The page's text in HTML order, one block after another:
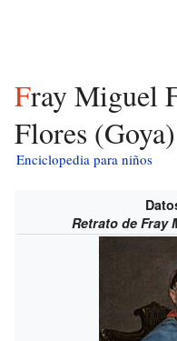
Fray Miguel Fernández y
Flores
Enciclopedia para niños
Retrato de Fray